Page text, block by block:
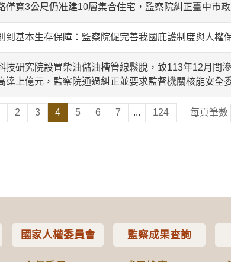
僅寬3公尺仍准建10層集合住宅，監察院糾正臺中市
到基本生存保障：監察院促完善我國庇護制度與人權
技研究院設置柴油儲油槽管線鬆脫，致113年12月間
達上億元，監察院通過糾正並要求監督機關核能安全
2 3 4 5 6 7 ... 124 每頁筆數
國家人權委員會 監察成果查詢